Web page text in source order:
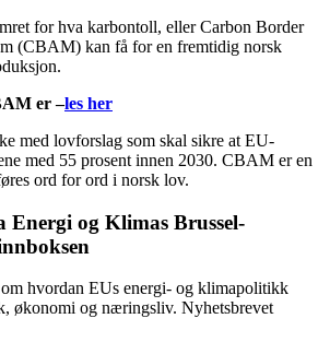
for hva karbontoll, eller Carbon Border
(CBAM) kan få for en fremtidig norsk
er –les her
med lovforslag som skal sikre at EU-
med 55 prosent innen 2030. CBAM er en
ord for ord i norsk lov.
Energi og Klimas Brussel-
hvordan EUs energi- og klimapolitikk
økonomi og næringsliv. Nyhetsbrevet